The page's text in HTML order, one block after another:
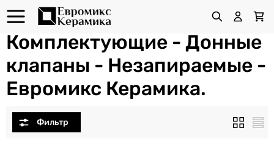
Комплектующие - Донные
клапаны - Незапираемые -
Евромикс Керамика.